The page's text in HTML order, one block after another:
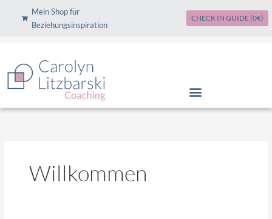
Mein Shop für
Beziehungsinspiration
CHECK IN GUIDE (0€)
Willkommen